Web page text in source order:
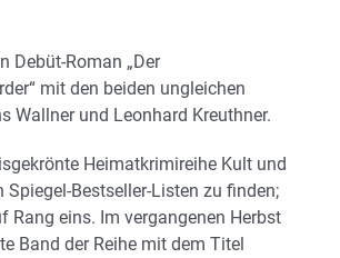
Debüt-Roman „Der
mit den beiden ungleichen
Wallner und Leonhard Kreuthner.
Heimatkrimireihe Kult und
Spiegel-Bestseller-Listen zu finden;
Rang eins. Im vergangenen Herbst
Band der Reihe mit dem Titel